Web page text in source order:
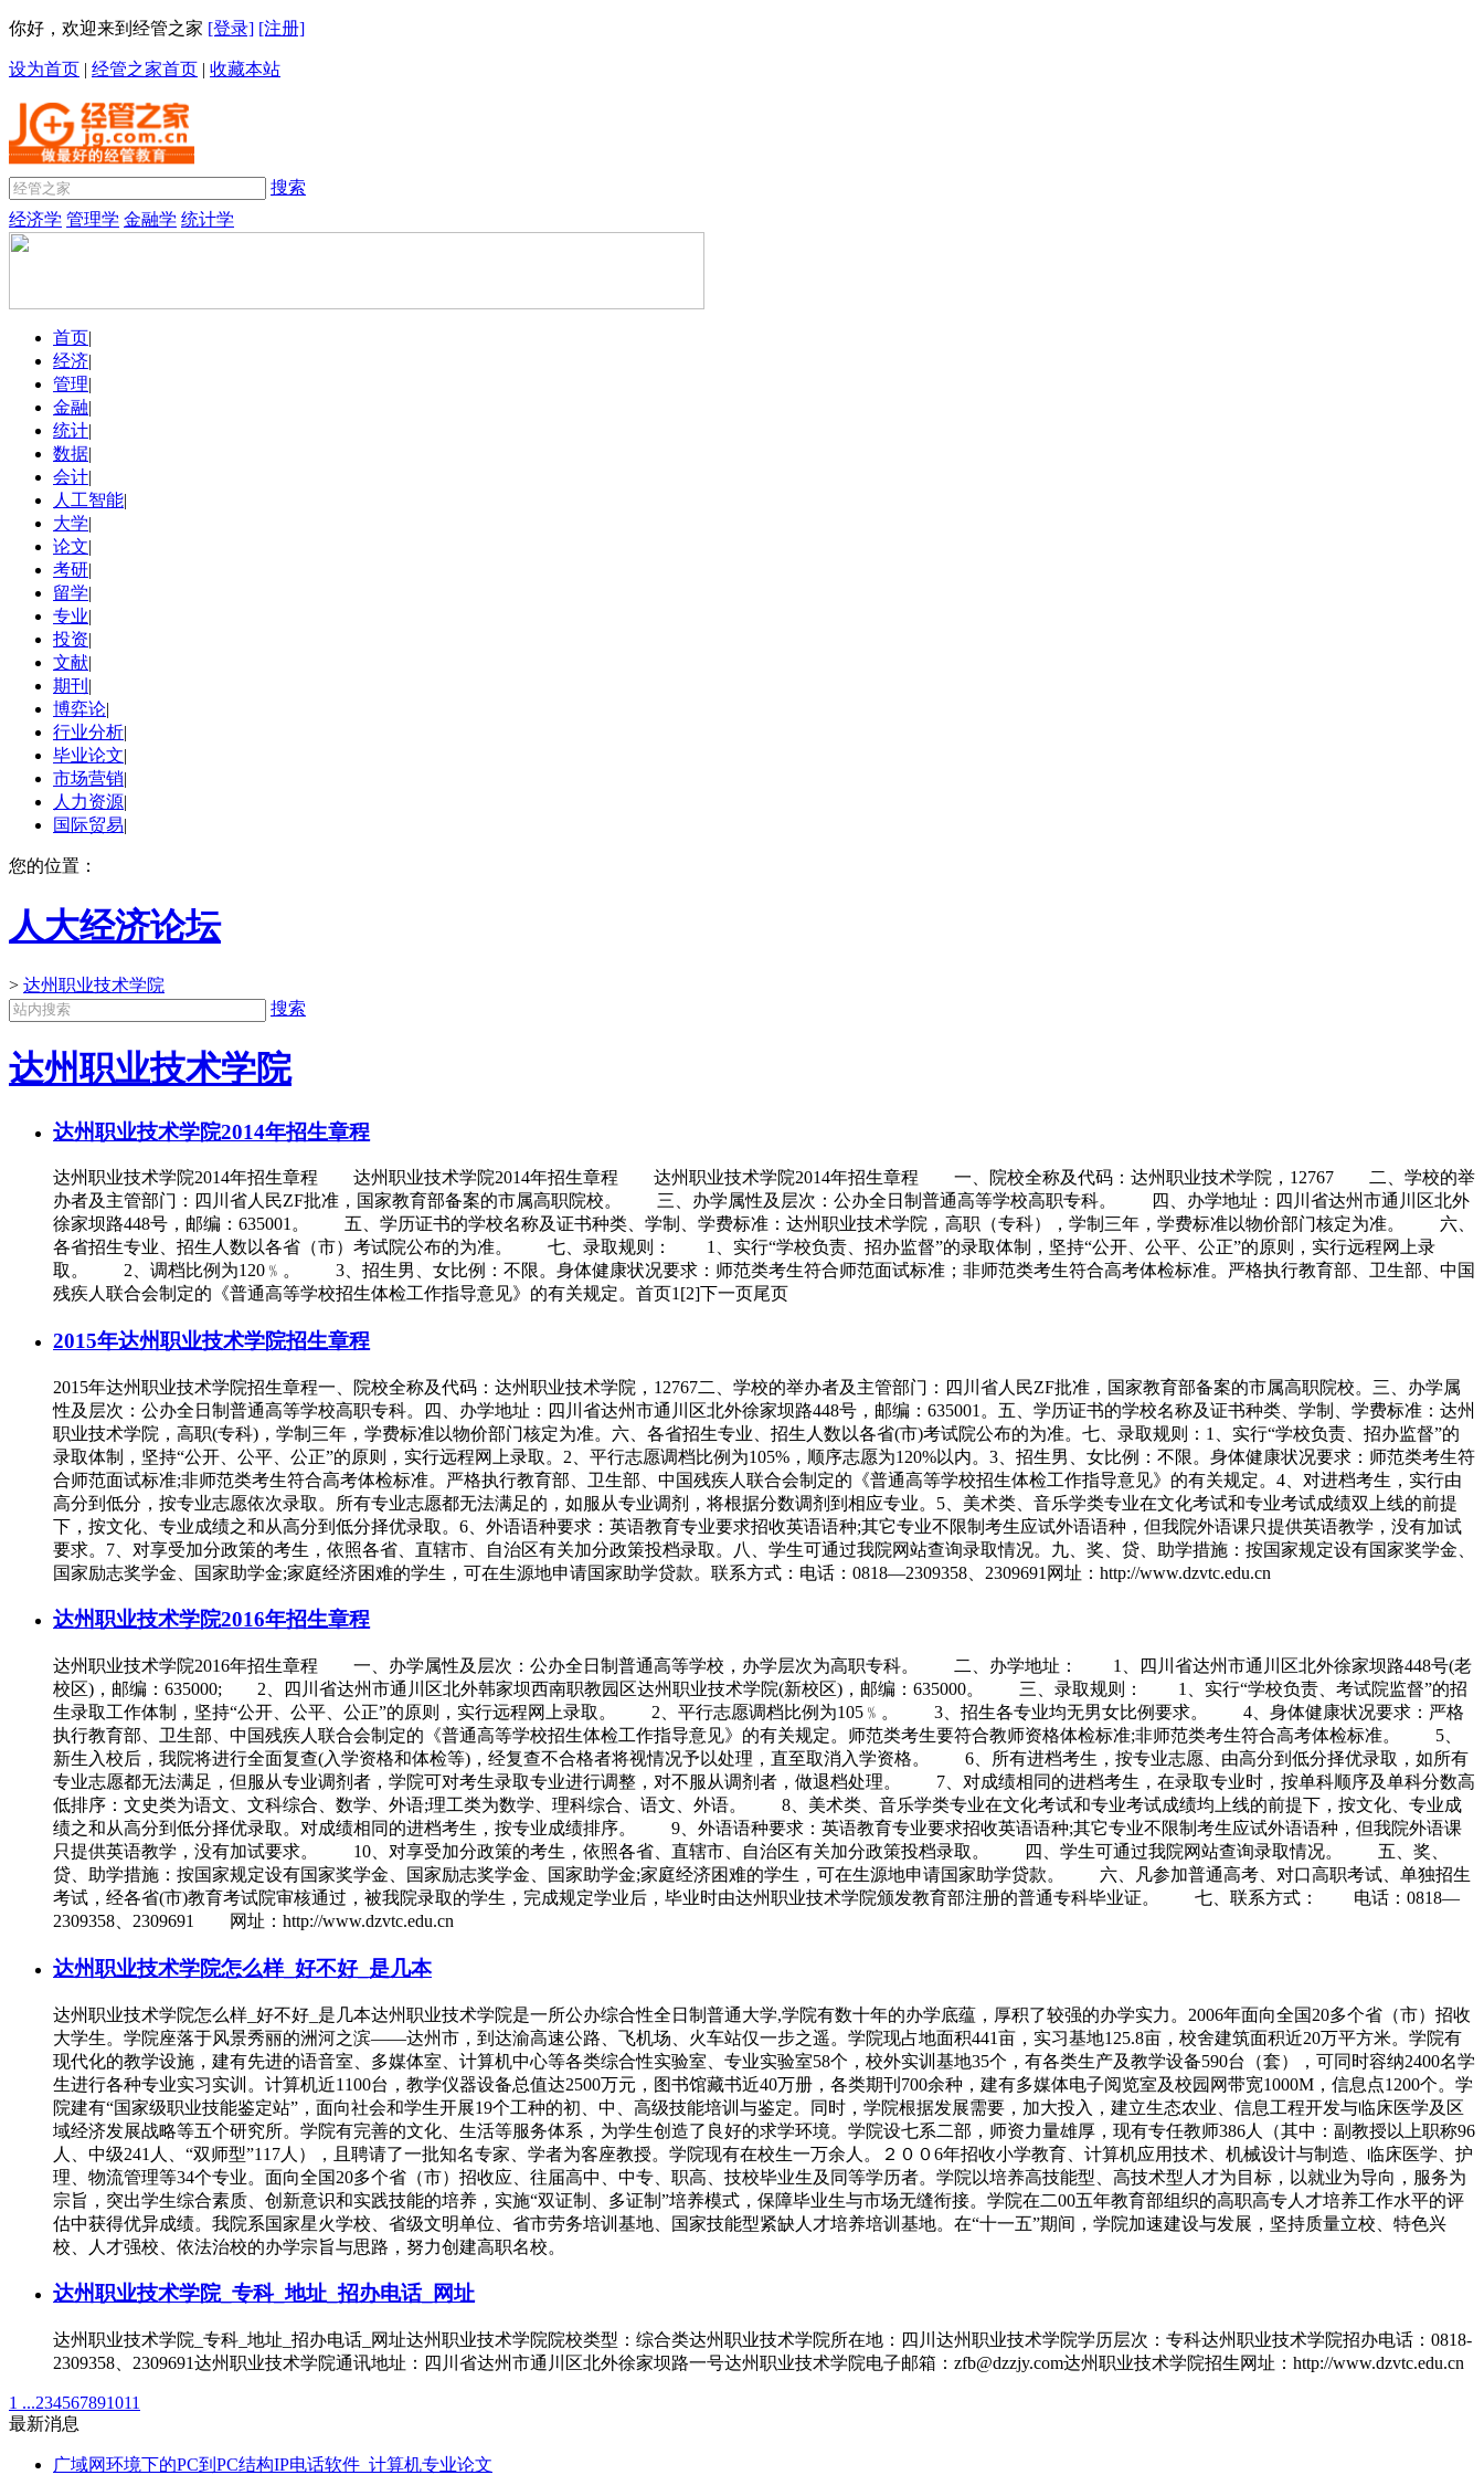
你好，欢迎来到经管之家 [登录] [注册]
设为首页 | 经管之家首页 | 收藏本站
搜索
经济学 管理学 金融学 统计学
首页|
经济|
管理|
金融|
统计|
数据|
会计|
人工智能|
大学|
论文|
考研|
留学|
专业|
投资|
文献|
期刊 |
博弈论|
行业分析|
毕业论文|
市场营销|
人力资源|
国际贸易|
您的位置：
人大经济论坛
> 达州职业技术学院
搜索
达州职业技术学院
达州职业技术学院2014年招生章程
达州职业技术学院2014年招生章程 达州职业技术学院2014年招生章程 达州职业技术学院2014年招生章程 一、院校全称及代码：达州职业技术学院，12767 二、学校的举
办者及主管部门：四川省人民ZF批准，国家教育部备案的市属高职院校。 三、办学属性及层次：公办全日制普通高等学校高职专科。 四、办学地址：四川省达州市通川区北外
徐家坝路448号，邮编：635001。 五、学历证书的学校名称及证书种类、学制、学费标准：达州职业技术学院，高职（专科），学制三年，学费标准以物价部门核定为准。 六、
各省招生专业、招生人数以各省（市）考试院公布的为准。 七、录取规则： 1、实行“学校负责、招办监督”的录取体制，坚持“公开、公平、公正”的原则，实行远程网上录
取。 2、调档比例为120﹪。 3、招生男、女比例：不限。身体健康状况要求：师范类考生符合师范面试标准；非师范类考生符合高考体检标准。严格执行教育部、卫生部、中国
残疾人联合会制定的《普通高等学校招生体检工作指导意见》的有关规定。首页1[2]下一页尾页
2015年达州职业技术学院招生章程
2015年达州职业技术学院招生章程一、院校全称及代码：达州职业技术学院，12767二、学校的举办者及主管部门：四川省人民ZF批准，国家教育部备案的市属高职院校。三、办学属
性及层次：公办全日制普通高等学校高职专科。四、办学地址：四川省达州市通川区北外徐家坝路448号，邮编：635001。五、学历证书的学校名称及证书种类、学制、学费标准：达州
职业技术学院，高职(专科)，学制三年，学费标准以物价部门核定为准。六、各省招生专业、招生人数以各省(市)考试院公布的为准。七、录取规则：1、实行“学校负责、招办监督”的
录取体制，坚持“公开、公平、公正”的原则，实行远程网上录取。2、平行志愿调档比例为105%，顺序志愿为120%以内。3、招生男、女比例：不限。身体健康状况要求：师范类考生符
合师范面试标准;非师范类考生符合高考体检标准。严格执行教育部、卫生部、中国残疾人联合会制定的《普通高等学校招生体检工作指导意见》的有关规定。4、对进档考生，实行由
高分到低分，按专业志愿依次录取。所有专业志愿都无法满足的，如服从专业调剂，将根据分数调剂到相应专业。5、美术类、音乐学类专业在文化考试和专业考试成绩双上线的前提
下，按文化、专业成绩之和从高分到低分择优录取。6、外语语种要求：英语教育专业要求招收英语语种;其它专业不限制考生应试外语语种，但我院外语课只提供英语教学，没有加试
要求。7、对享受加分政策的考生，依照各省、直辖市、自治区有关加分政策投档录取。八、学生可通过我院网站查询录取情况。九、奖、贷、助学措施：按国家规定设有国家奖学金、
国家励志奖学金、国家助学金;家庭经济困难的学生，可在生源地申请国家助学贷款。联系方式：电话：0818—2309358、2309691网址：http://www.dzvtc.edu.cn
达州职业技术学院2016年招生章程
达州职业技术学院2016年招生章程 一、办学属性及层次：公办全日制普通高等学校，办学层次为高职专科。 二、办学地址： 1、四川省达州市通川区北外徐家坝路448号(老
校区)，邮编：635000; 2、四川省达州市通川区北外韩家坝西南职教园区达州职业技术学院(新校区)，邮编：635000。 三、录取规则： 1、实行“学校负责、考试院监督”的招
生录取工作体制，坚持“公开、公平、公正”的原则，实行远程网上录取。 2、平行志愿调档比例为105﹪。 3、招生各专业均无男女比例要求。 4、身体健康状况要求：严格
执行教育部、卫生部、中国残疾人联合会制定的《普通高等学校招生体检工作指导意见》的有关规定。师范类考生要符合教师资格体检标准;非师范类考生符合高考体检标准。 5、
新生入校后，我院将进行全面复查(入学资格和体检等)，经复查不合格者将视情况予以处理，直至取消入学资格。 6、所有进档考生，按专业志愿、由高分到低分择优录取，如所有
专业志愿都无法满足，但服从专业调剂者，学院可对考生录取专业进行调整，对不服从调剂者，做退档处理。 7、对成绩相同的进档考生，在录取专业时，按单科顺序及单科分数高
低排序：文史类为语文、文科综合、数学、外语;理工类为数学、理科综合、语文、外语。 8、美术类、音乐学类专业在文化考试和专业考试成绩均上线的前提下，按文化、专业成
绩之和从高分到低分择优录取。对成绩相同的进档考生，按专业成绩排序。 9、外语语种要求：英语教育专业要求招收英语语种;其它专业不限制考生应试外语语种，但我院外语课
只提供英语教学，没有加试要求。 10、对享受加分政策的考生，依照各省、直辖市、自治区有关加分政策投档录取。 四、学生可通过我院网站查询录取情况。 五、奖、
贷、助学措施：按国家规定设有国家奖学金、国家励志奖学金、国家助学金;家庭经济困难的学生，可在生源地申请国家助学贷款。 六、凡参加普通高考、对口高职考试、单独招生
考试，经各省(市)教育考试院审核通过，被我院录取的学生，完成规定学业后，毕业时由达州职业技术学院颁发教育部注册的普通专科毕业证。 七、联系方式： 电话：0818—
2309358、2309691 网址：http://www.dzvtc.edu.cn
达州职业技术学院怎么样_好不好_是几本
达州职业技术学院怎么样_好不好_是几本达州职业技术学院是一所公办综合性全日制普通大学,学院有数十年的办学底蕴，厚积了较强的办学实力。2006年面向全国20多个省（市）招收
大学生。学院座落于风景秀丽的洲河之滨——达州市，到达渝高速公路、飞机场、火车站仅一步之遥。学院现占地面积441亩，实习基地125.8亩，校舍建筑面积近20万平方米。学院有
现代化的教学设施，建有先进的语音室、多媒体室、计算机中心等各类综合性实验室、专业实验室58个，校外实训基地35个，有各类生产及教学设备590台（套），可同时容纳2400名学
生进行各种专业实习实训。计算机近1100台，教学仪器设备总值达2500万元，图书馆藏书近40万册，各类期刊700余种，建有多媒体电子阅览室及校园网带宽1000M，信息点1200个。学
院建有“国家级职业技能鉴定站”，面向社会和学生开展19个工种的初、中、高级技能培训与鉴定。同时，学院根据发展需要，加大投入，建立生态农业、信息工程开发与临床医学及区
域经济发展战略等五个研究所。学院有完善的文化、生活等服务体系，为学生创造了良好的求学环境。学院设七系二部，师资力量雄厚，现有专任教师386人（其中：副教授以上职称96
人、中级241人、“双师型”117人），且聘请了一批知名专家、学者为客座教授。学院现有在校生一万余人。２００6年招收小学教育、计算机应用技术、机械设计与制造、临床医学、护
理、物流管理等34个专业。面向全国20多个省（市）招收应、往届高中、中专、职高、技校毕业生及同等学历者。学院以培养高技能型、高技术型人才为目标，以就业为导向，服务为
宗旨，突出学生综合素质、创新意识和实践技能的培养，实施“双证制、多证制”培养模式，保障毕业生与市场无缝衔接。学院在二00五年教育部组织的高职高专人才培养工作水平的评
估中获得优异成绩。我院系国家星火学校、省级文明单位、省市劳务培训基地、国家技能型紧缺人才培养培训基地。在“十一五”期间，学院加速建设与发展，坚持质量立校、特色兴
校、人才强校、依法治校的办学宗旨与思路，努力创建高职名校。
达州职业技术学院_专科_地址_招办电话_网址
达州职业技术学院_专科_地址_招办电话_网址达州职业技术学院院校类型：综合类达州职业技术学院所在地：四川达州职业技术学院学历层次：专科达州职业技术学院招办电话：0818-
2309358、2309691达州职业技术学院通讯地址：四川省达州市通川区北外徐家坝路一号达州职业技术学院电子邮箱：zfb@dzzjy.com达州职业技术学院招生网址：http://www.dzvtc.edu.cn
1 ...234567891011
最新消息
广域网环境下的PC到PC结构IP电话软件_计算机专业论文